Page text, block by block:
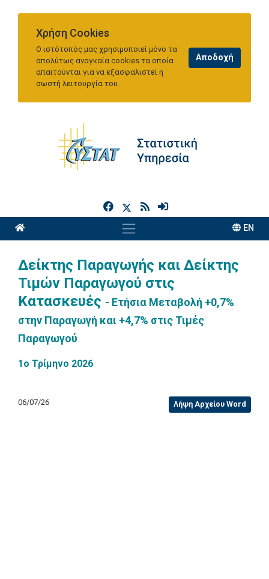
Χρήση Cookies
Ο ιστότοπός μας χρησιμοποιεί μόνο τα
απολύτως αναγκαία cookies τα οποία
απαιτούνται για να εξασφαλιστεί η
σωστή λειτουργία του.
h
EN
Δείκτης Παραγωγής και Δείκτης
Τιμών Παραγωγού στις
Κατασκευές - Ετήσια Μεταβολή +0,7%
στην Παραγωγή και +4,7% στις Τιμές
Παραγωγού
1ο Τρίμηνο 2026
06/07/26 Λήψη Αρχείου Word